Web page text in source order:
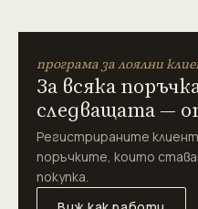
програма за лоялни
За всяка
следващата —
Регистрираните
поръчките, които
покупка.